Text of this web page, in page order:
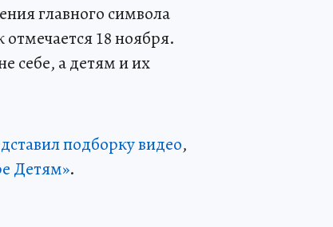
главного символа
18 ноября.
себе, а детям и их
подборку видео,
Детям».